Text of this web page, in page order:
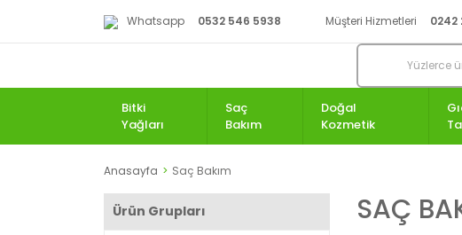
Whatsapp 0532 546 5938 Müşteri Hizmetleri 0242
Bitki
Yağları
Saç
Bakım
Doğal
Kozmetik
Anasayfa Saç Bakım
Ürün Grupları SAÇ